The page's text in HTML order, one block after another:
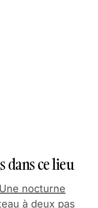
dans ce lieu
nocturne
à deux pas